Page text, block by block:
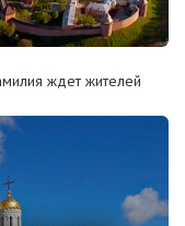
ждет жителей